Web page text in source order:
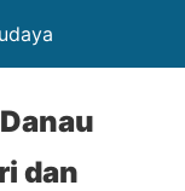
dan